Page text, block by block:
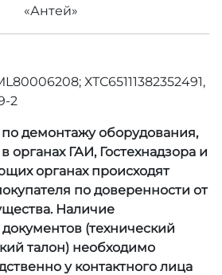
«Антей»
ХТС65111382352491,
2
демонтажу оборудования,
органах ГАИ, Гостехнадзора и
органах происходят
по доверенности от
Наличие
(технический
талон) необходимо
у контактного лица